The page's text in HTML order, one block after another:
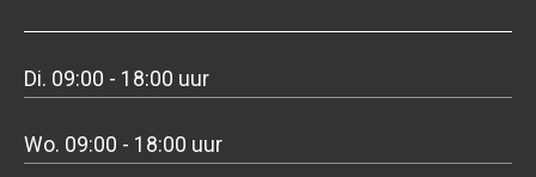
Di. 09:00 - 18:00 uur
Wo. 09:00 - 18:00 uur